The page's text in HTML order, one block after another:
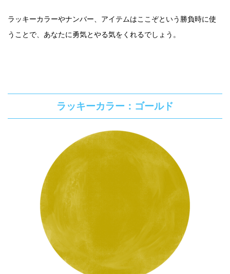
ラッキーカラーやナンバー、アイテムはここぞという勝負時に使
うことで、あなたに勇気とやる気をくれるでしょう。
ラッキーカラー：ゴールド